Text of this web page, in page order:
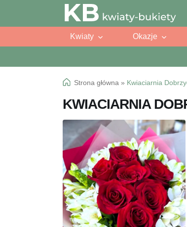
Przejdź
do
Przejdź
do
Kwiaty Okazje
Strona główna » Kwiaciarnia
KWIACIARNIA